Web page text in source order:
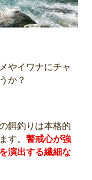
やイワナにチャ
か？
餌釣りは本格的
す。 警戒心が強
演出する繊細な